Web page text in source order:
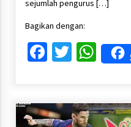
sejumlah pengurus […]
Bagikan dengan:
Facebook
Twitter